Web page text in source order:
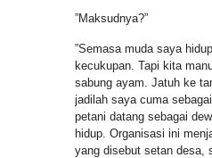
”Maksudnya?”
”Semasa muda saya
kecukupan. Tapi kita
sabung ayam. Jatuh ke
jadilah saya cuma
petani datang sebagai
hidup. Organisasi ini
yang disebut setan desa,